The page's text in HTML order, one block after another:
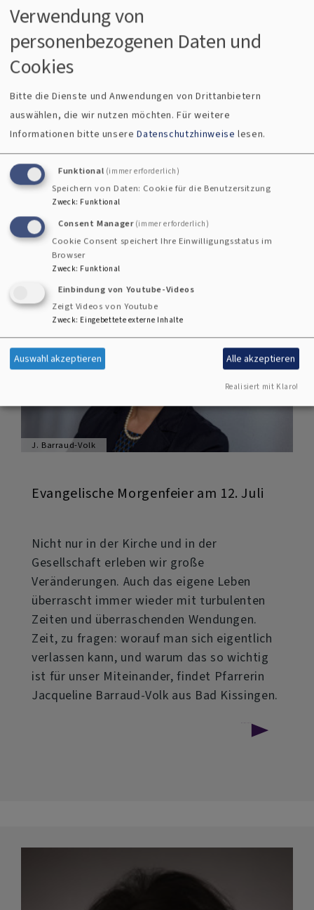
Gastfreundschaft ist in allen Kulturen und
Religionen ein hohes Gut. Wenn sie nicht nur
Familie und Freunde einschließt, sondern
auch Fremde, dann fordert
nett sein, sagt Pfarrer Raphael Quandt aus
München in der evangelischen Morgenfeier.
J. Barraud-Volk
Evangelische Morgenfeier am 12. Juli
Nicht nur in der Kirche und in der
Gesellschaft erleben wir große
Veränderungen. Auch das eigene Leben
überrascht immer wieder mit turbulenten
Zeiten und überraschenden Wendungen.
Zeit, zu fragen: worauf man sich eigentlich
verlassen kann, und warum das so wichtig
ist für unser Miteinander, findet Pfarrerin
Jacqueline Barraud-Volk aus Bad Kissingen.
Verwendung von
personenbezogenen Daten und
Cookies
Bitte die Dienste und Anwendungen von Drittanbietern
auswählen, die wir nutzen möchten.Für weitere
Informationen bitte unsereDatenschutzhinweise lesen.
Funktional (immer erforderlich)
Speichern von Daten: Cookie für die Benutzersitzung
Zweck: Funktional
Consent Manager (immer erforderlich)
Cookie Consent speichert Ihre Einwilligungsstatus im
Browser
Zweck: Funktional
Einbindung von Youtube-Videos
Zeigt Videos von Youtube
Zweck: Eingebettete externe Inhalte
Auswahl akzeptieren Alle akzeptieren
Realisiert mit Klaro!